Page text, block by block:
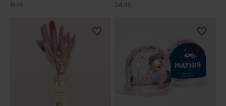
19,49 24,95